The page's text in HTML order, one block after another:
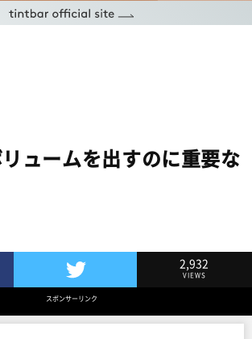
リュームを出すのに重要な
Twitterでツイート
2,932
VIEWS
スポンサーリンク